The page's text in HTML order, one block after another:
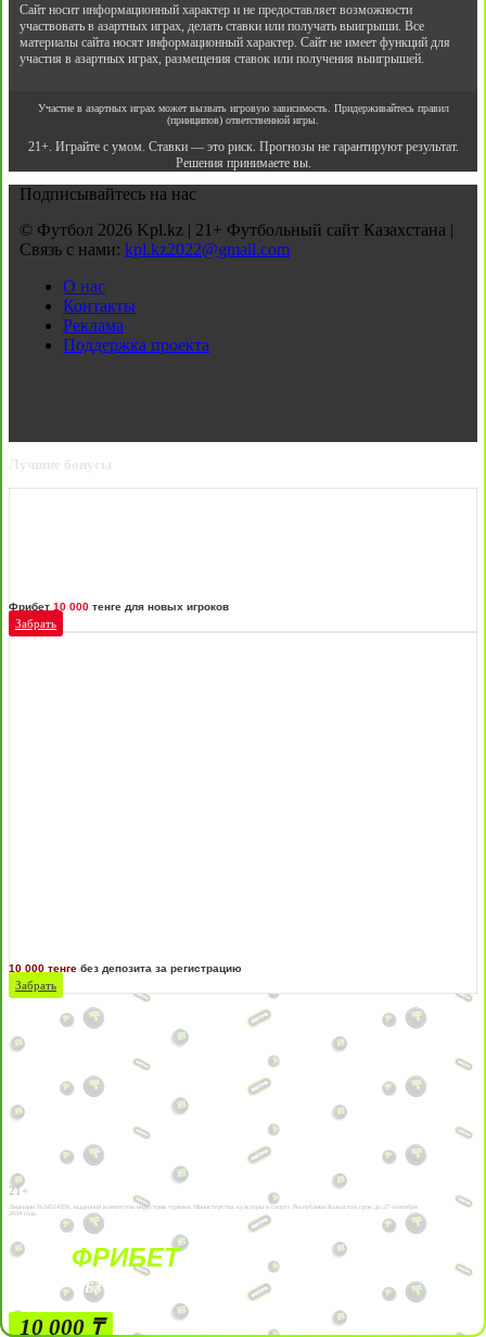
Сайт носит информационный характер и не предоставляет возможности
участвовать в азартных играх, делать ставки или получать выигрыши. Все
материалы сайта носят информационный характер. Сайт не имеет функций для
участия в азартных играх, размещения ставок или получения выигрышей.
Участие в азартных играх может вызвать игровую зависимость. Придерживайтесь правил
(принципов) ответственной игры.
21+. Играйте с умом. Ставки — это риск. Прогнозы не гарантируют результат.
Решения принимаете вы.
Подписывайтесь на нас
© Футбол 2026 Kpl.kz | 21+ Футбольный сайт Казахстана |
Связь с нами: kpl.kz2022@gmail.com
О нас
Контакты
Реклама
Поддержка проекта
Лучшие бонусы
Фрибет 10 000 тенге для новых игроков
Забрать
10 000 тенге без депозита за регистрацию
Забрать
21+
Лицензии №24514359, выданной комитетом индустрии туризма Министерства культуры и спорта Республики Казахстан срок до 27 сентября
2034 года.
ФРИБЕТ
БЕЗ УСЛОВИЙ
10 000 ₸